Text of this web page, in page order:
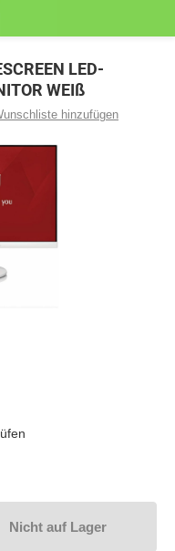
LED-
WEIß
hinzufügen
Nicht auf Lager